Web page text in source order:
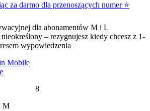
za darmo dla przenoszących numer ⭐
dla abonamentów M i L
– rezygnujesz kiedy chcesz z 1-
wypowiedzenia
Mobile
8
M